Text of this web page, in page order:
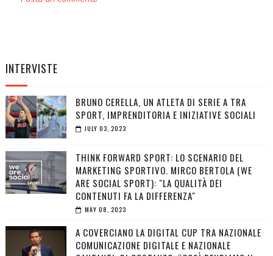
INTERVISTE
BRUNO CERELLA, UN ATLETA DI SERIE A TRA
SPORT, IMPRENDITORIA E INIZIATIVE SOCIALI
JULY 03, 2023
THINK FORWARD SPORT: LO SCENARIO DEL
MARKETING SPORTIVO. MIRCO BERTOLA (WE
ARE SOCIAL SPORT): "LA QUALITÀ DEI
CONTENUTI FA LA DIFFERENZA"
MAY 08, 2023
A COVERCIANO LA DIGITAL CUP TRA NAZIONALE
COMUNICAZIONE DIGITALE E NAZIONALE